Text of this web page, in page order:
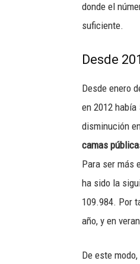
donde el
suficiente.
Desde
Desde enero
en 2012
disminución
camas
Para ser más
ha sido la
109.984. Por
año, y en
De este